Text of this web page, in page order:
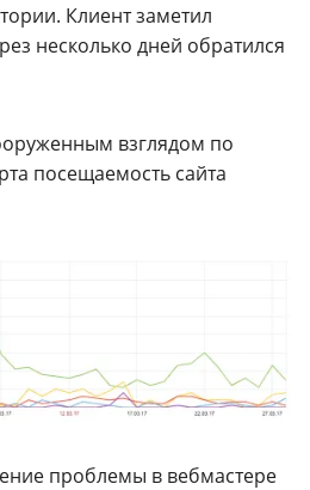
Клиент заметил
несколько дней обратился
взглядом по
посещаемость сайта
проблемы в вебмастере